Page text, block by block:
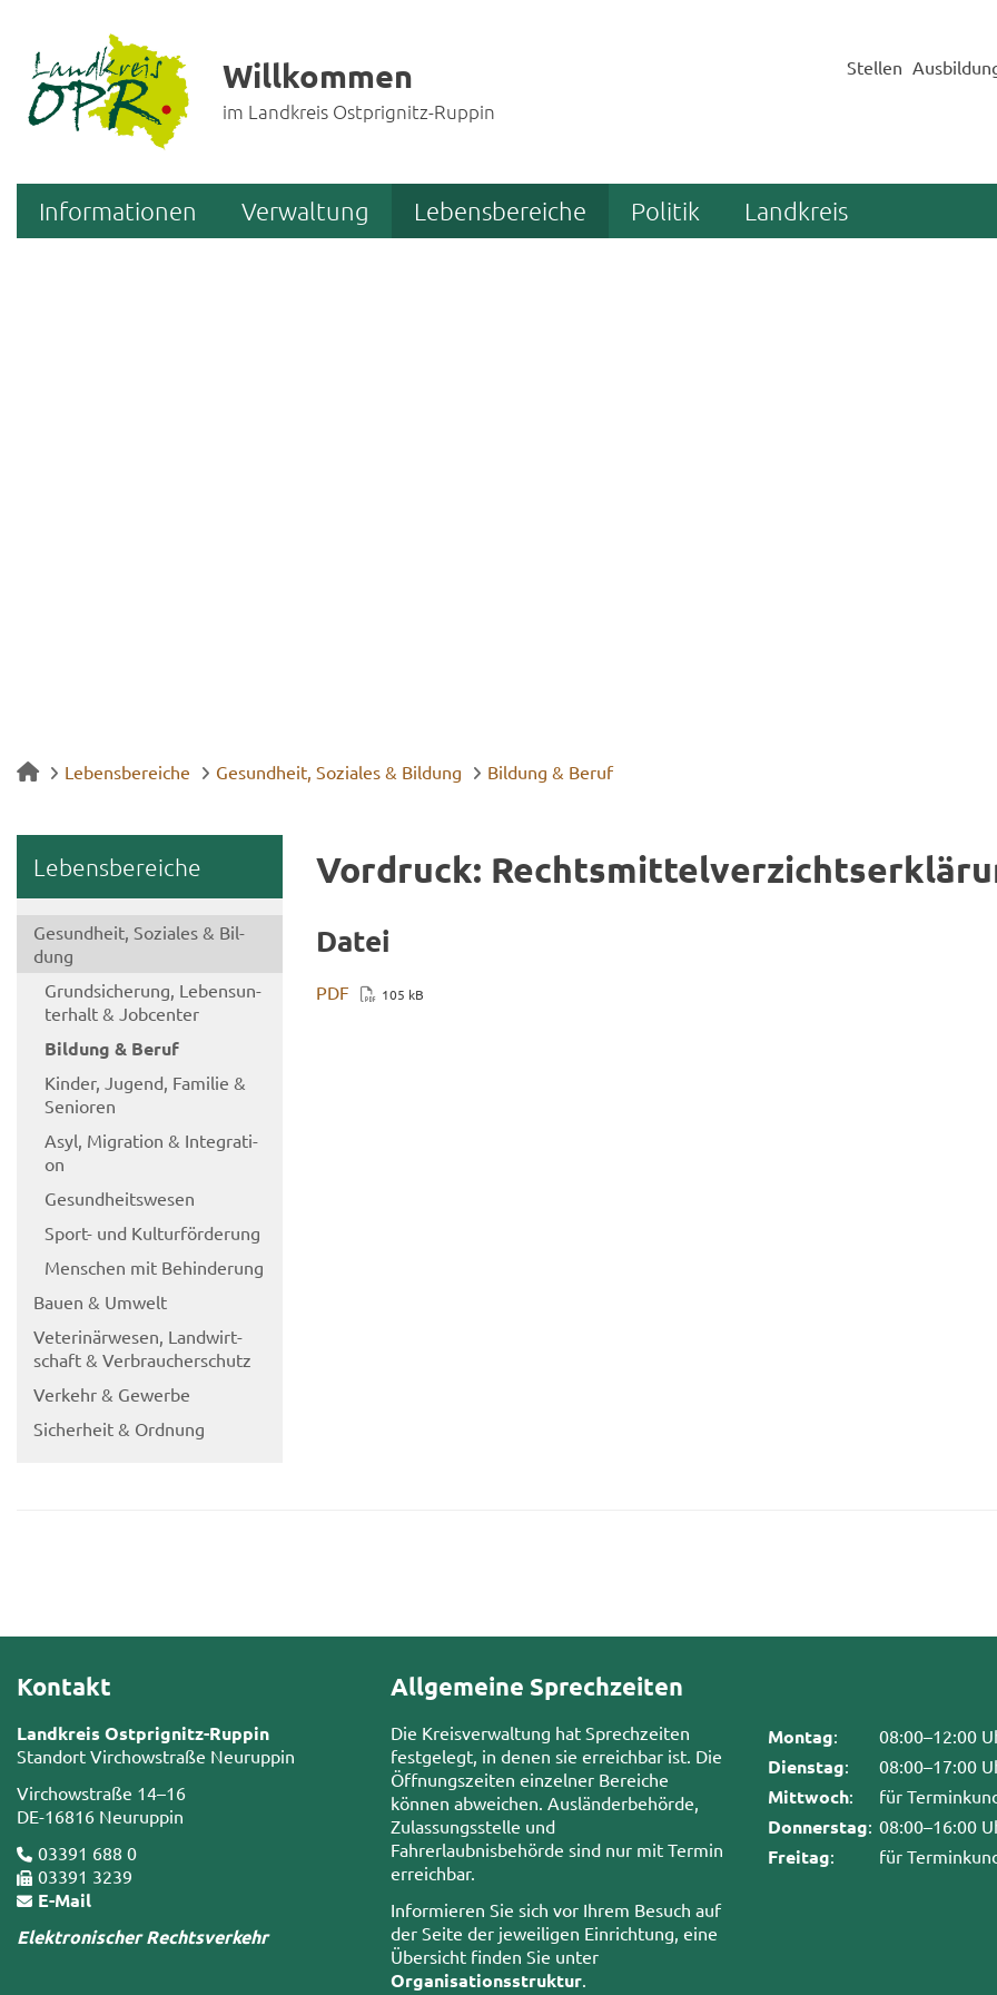
Willkommen
im Landkreis Ostprignitz-Ruppin
Stellen
Informationen Verwaltung Lebensbereiche Politik Landkreis
Lebensbereiche Gesundheit, Soziales & Bildung Bildung & Beruf
Le­bens­be­rei­che
Ge­sund­heit, So­zia­les & Bil­
dung
Grund­si­che­rung, Le­bens­un­
ter­halt & Job­cen­ter
Bil­dung & Beruf
Kin­der, Ju­gend, Fa­mi­lie &
Se­nio­ren
Asyl, Mi­gra­ti­on & In­te­gra­ti­
on
Ge­sund­heits­we­sen
Sport-​ und Kul­tur­för­de­rung
Men­schen mit Be­hin­de­rung
Bauen & Um­welt
Ve­te­ri­när­we­sen, Land­wirt­
schaft & Ver­brau­cher­schutz
Ver­kehr & Ge­wer­be
Si­cher­heit & Ord­nung
Vor­druck:
Datei
PDF 105 kB
Kontakt
Landkreis Ostprignitz-Ruppin
Standort Virchowstraße Neuruppin
Virchowstraße 14–16
DE-16816 Neuruppin
03391 688 0
03391 3239
E-Mail
Elektronischer Rechtsverkehr
Allgemeine Sprechzeiten
Die Kreisverwaltung hat Sprechzeiten
festgelegt, in denen sie erreichbar ist. Die
Öffnungszeiten einzelner Bereiche
können abweichen. Ausländerbehörde,
Zulassungsstelle und
Fahrerlaubnisbehörde sind nur mit Termin
erreichbar.
Informieren Sie sich vor Ihrem Besuch auf
der Seite der jeweiligen Einrichtung, eine
Übersicht finden Sie unter
Organisationsstruktur
Montag: 08:00–12:00
Dienstag: 08:00–17:00
Mittwoch: für
Donnerstag: 08:00–16:00
Freitag: für